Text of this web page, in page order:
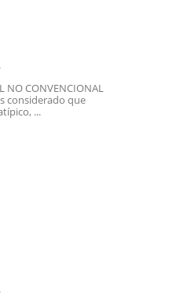
NO CONVENCIONAL
considerado que
...